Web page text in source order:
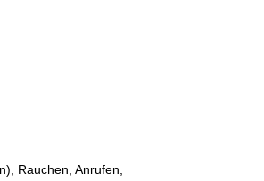
Rauchen, Anrufen,